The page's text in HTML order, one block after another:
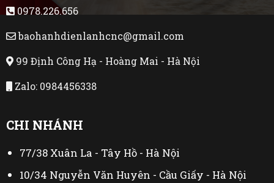
0978.226.656
baohanhdienlanhcnc@gmail.com
99 Định Công Hạ - Hoàng Mai - Hà Nội
Zalo: 0984456338
CHI NHÁNH
77/38 Xuân La - Tây Hồ - Hà Nội
10/34 Nguyễn Văn Huyên - Cầu Giấy - Hà Nội